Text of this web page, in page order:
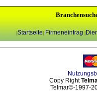
|Startseite| Firmeneintrag |
Copy Right
Telmar©-1997-